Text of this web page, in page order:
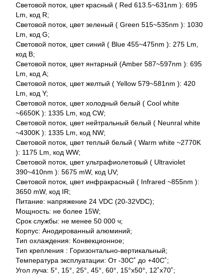
Световой поток, цвет красный ( Red 613.5~631nm ): 695
Lm, код R;
Световой поток, цвет зеленый ( Green 515~535nm ): 1030
Lm, код G;
Световой поток, цвет синий ( Blue 455~475nm ): 275 Lm,
код B;
Световой поток, цвет янтарный (Amber 587~597nm ): 695
Lm, код A;
Световой поток, цвет желтый ( Yellow 579~581nm ): 420
Lm, код Y;
Световой поток, цвет холодный белый ( Cool white
~6650K ): 1335 Lm, код CW;
Световой поток, цвет нейтральный белый ( Neunral white
~4300K ): 1335 Lm, код NW;
Световой поток, цвет теплый белый ( Warm white ~2770K
): 1175 Lm, код WW;
Световой поток, цвет ультрафиолетовый ( Ultraviolet
390~410nm ): 5675 mW, код UV;
Световой поток, цвет инфракрасный ( Infrared ~855nm ):
3650 mW, код IR;
Питание: напряжение 24 VDC (20-32VDC);
Мощность: не более 15W;
Срок службы: не менее 50 000 ч;
Корпус: Анодированный алюминий;
Тип охлаждения: Конвекционное;
Тип крепления : Горизонтально-вертикальный;
Температура эксплуатации: От -30С˚ до +40С˚;
Угол луча: 5°, 15°, 25°, 45°, 60°, 15°x50°, 12˚x70˚;